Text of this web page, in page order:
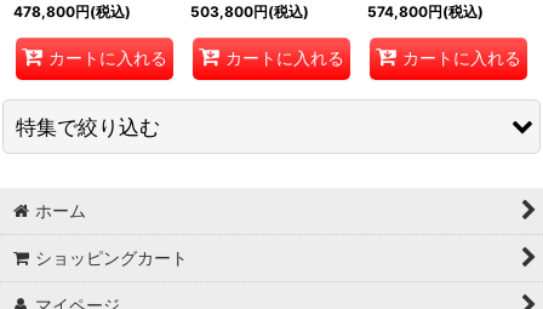
478,800円(税込)
カートに入れる
503,800円(税込)
カートに入れる
574,800円(税込)
カートに入れる
特集で絞り込む
コモドール64
ホーム
ショッピングカート
マイページ